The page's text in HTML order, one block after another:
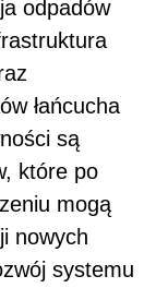
odpadów
łańcucha
są
które po
mogą
nowych
systemu